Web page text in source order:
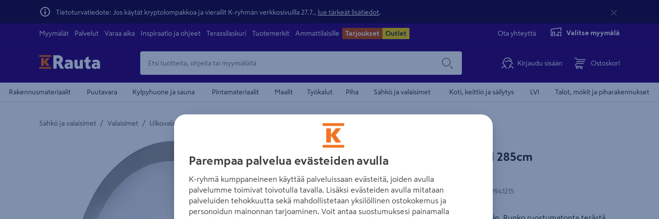
Tietoturvatiedote: Jos käytät kryptolompakkoa ja vierailit K-ryhmän verkkosivuilla 27.7., lue tärkeät lisätiedot
Myymälät Palvelut Varaa aika Inspiraatio ja ohjeet Terassilaskuri Tuotemerkit Ammattilaisille Tarjoukset Outlet Ota yhteyttä Valitse myymälä
Kirjaudu sisään Ostoskori
Rakennusmateriaalit Puutavara Kylpyhuone ja sauna Pintamateriaalit Maalit Työkalut Piha Sähkö ja valaisimet Koti, keittiö ja säilytys LVI Talot, mökit ja piharakennukset
Sähkö ja valaisimet / Valaisimet / Ulkovalaisimet
Yksityiskohtainen kuvaus löytyy Tuotteen kuvaus -maamerkistä
Ulkoplafondi EGLO Vento 1 285cm
Tuotenumero: 501408649 EAN-koodi 9002759941215
Parempaa palvelua evästeiden avulla
K-ryhmä kumppaneineen käyttää palveluissaan evästeitä, joiden avulla
palvelumme toimivat toivotulla tavalla. Lisäksi evästeiden avulla mitataan
palveluiden tehokkuutta sekä mahdollistetaan yksilöllinen ostokokemus ja
personoidun mainonnan tarjoaminen. Voit antaa suostumuksesi painamalla